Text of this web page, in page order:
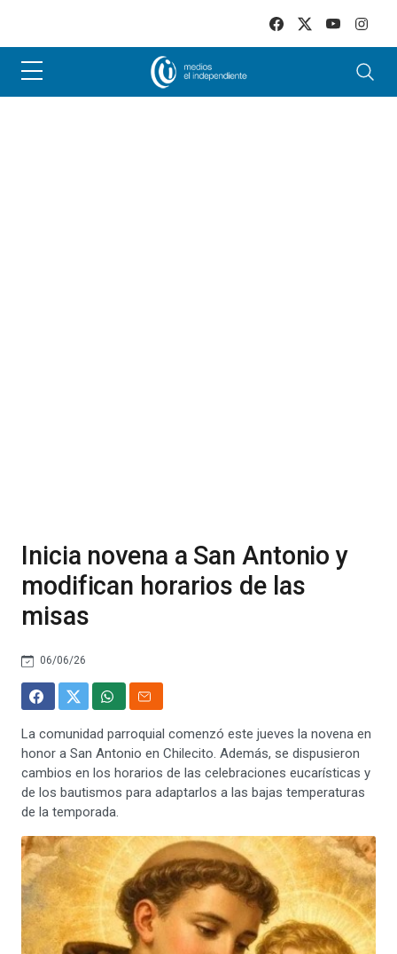
Inicia novena a San Antonio y
modifican horarios de las
misas
06/06/26
La comunidad parroquial comenzó este jueves la novena en
honor a San Antonio en Chilecito. Además, se dispusieron
cambios en los horarios de las celebraciones eucarísticas y
de los bautismos para adaptarlos a las bajas temperaturas
de la temporada.